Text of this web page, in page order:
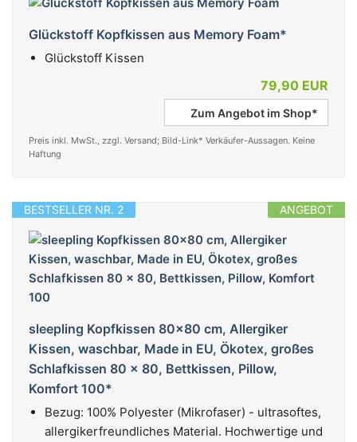
Glückstoff Kopfkissen aus Memory Foam*
Glückstoff Kissen
79,90 EUR
Zum Angebot im Shop*
Preis inkl. MwSt., zzgl. Versand; Bild-Link* Verkäufer-Aussagen. Keine
Haftung
ANGEBOT
BESTSELLER NR. 2
sleepling Kopfkissen 80x80 cm, Allergiker
Kissen, waschbar, Made in EU, Ökotex, großes
Schlafkissen 80 x 80, Bettkissen, Pillow,
Komfort 100*
Bezug: 100% Polyester (Mikrofaser) - ultrasoftes,
allergikerfreundliches Material. Hochwertige und